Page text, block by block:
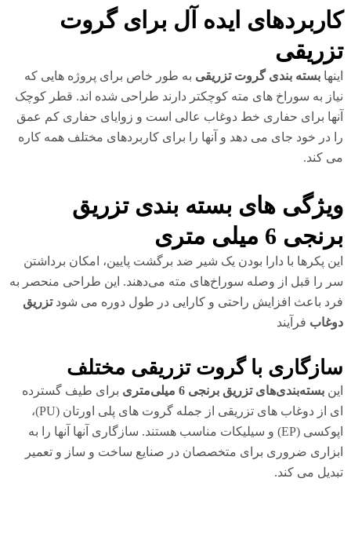
ایده آل برای گروت
بسته بندی گروت تزریقیبه طور خاص برای پروژه هایی که
به سوراخ های مته کوچکتر دارند طراحی شده اند. قطر کوچک
برای حفاری خط دوغاب عالی است و زوایای حفاری کم عمق
در خود جای می دهد و آنها را برای کاربردهای مختلف همه کاره
کند.
های بسته بندی تزریق
6 میلی متری
پکرها با دارا بودن یک شیر ضد برگشت پایین، امکان برداشتن
را قبل از وصله سوراخ‌های مته می‌دهند. این طراحی منحصر به
باعث افزایش راحتی و کارایی در طول دوره می شودتزریق
فرآیند
با گروت تزریقی مختلف
بسته‌بندی‌های تزریق برنجی 6 میلی‌متری
برای طیف گسترده
ای از دوغاب های تزریقی از جمله گروت های پلی اورتان (PU)،
اپوکسی (EP) و سیلیکات مناسب هستند. سازگاری آنها آنها را به
ضروری برای متخصصان در صنایع ساخت و ساز و تعمیر
می کند.